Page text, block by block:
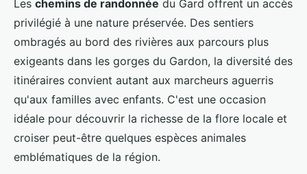
Les chemins de randonnée du Gard offrent un accès
privilégié à une nature préservée. Des sentiers
ombragés au bord des rivières aux parcours plus
exigeants dans les gorges du Gardon, la diversité des
itinéraires convient autant aux marcheurs aguerris
qu'aux familles avec enfants. C'est une occasion
idéale pour découvrir la richesse de la flore locale et
croiser peut-être quelques espèces animales
emblématiques de la région.